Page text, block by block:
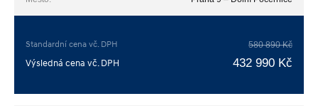
Standardní cena vč. DPH 580 890 Kč
Výsledná cena vč. DPH 432 990 Kč